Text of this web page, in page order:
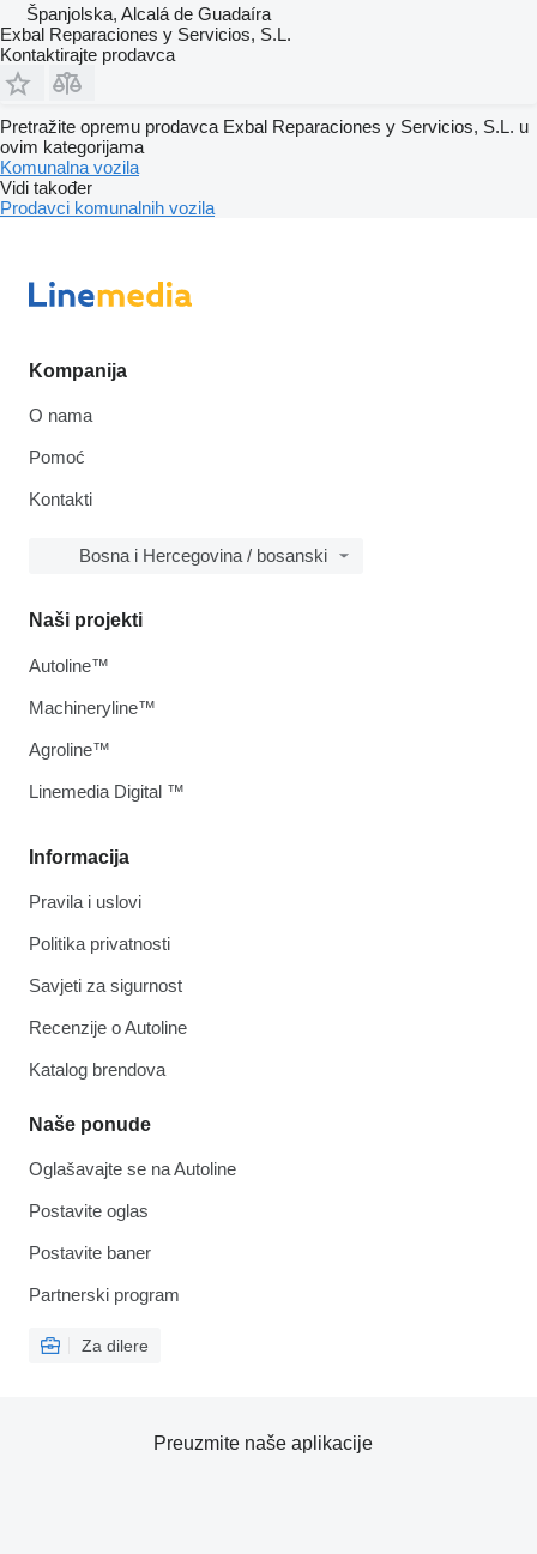
Španjolska, Alcalá de Guadaíra
Exbal Reparaciones y Servicios, S.L.
Kontaktirajte prodavca
Pretražite opremu prodavca Exbal Reparaciones y Servicios, S.L. u
ovim kategorijama
Komunalna vozila
Vidi također
Prodavci komunalnih vozila
Kompanija
O nama
Pomoć
Kontakti
Bosna i Hercegovina / bosanski
Informacija
Pravila i uslovi
Politika privatnosti
Savjeti za sigurnost
Recenzije o Autoline
Katalog brendova
Naše ponude
Oglašavajte se na Autoline
Postavite oglas
Postavite baner
Partnerski program
Za dilere
Naši projekti
Autoline™
Machineryline™
Agroline™
Linemedia Digital ™
Preuzmite naše aplikacije